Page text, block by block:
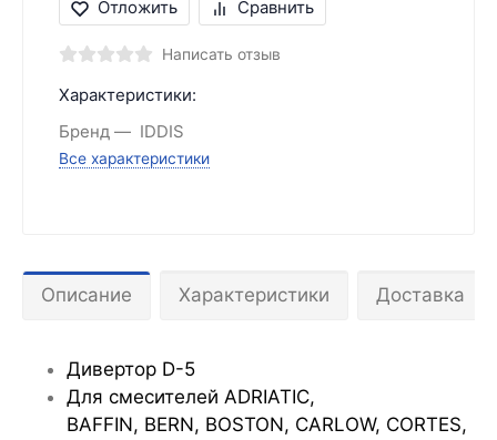
Отложить Сравнить
Написать отзыв
Характеристики:
Бренд
IDDIS
Все характеристики
Описание Характеристики Доставка
Дивертор D-5
Для смесителей ADRIATIC,
BAFFIN, BERN, BOSTON, CARLOW, CORTES,